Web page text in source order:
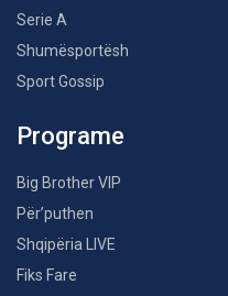
Serie A
Shumësportësh
Sport Gossip
Programe
Big Brother VIP
Për’puthen
Shqipëria LIVE
Fiks Fare